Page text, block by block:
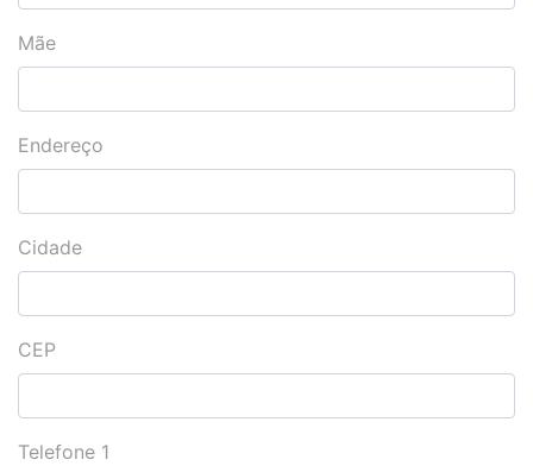
Mãe
Endereço
Cidade
CEP
Telefone 1